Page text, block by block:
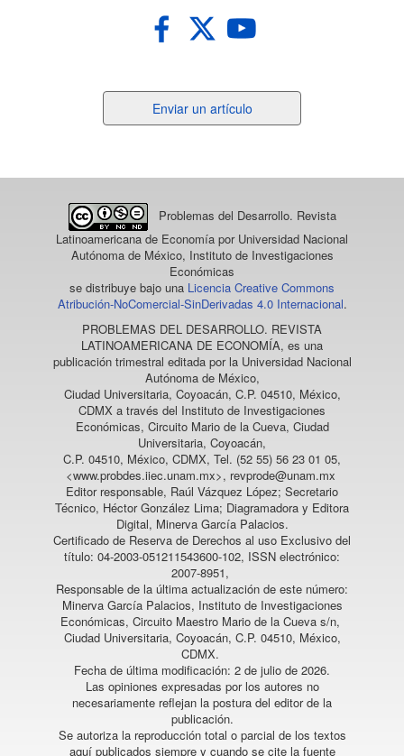
un
Enviar un artículo
Problemas del Desarrollo. Revista
Latinoamericana de Economía por Universidad Nacional
Autónoma de México, Instituto de Investigaciones
Económicas
se distribuye bajo una Licencia Creative Commons
Atribución-NoComercial-SinDerivadas 4.0 Internacional.
PROBLEMAS DEL DESARROLLO. REVISTA
LATINOAMERICANA DE ECONOMÍA, es una
publicación trimestral editada por la Universidad Nacional
Autónoma de México,
Ciudad Universitaria, Coyoacán, C.P. 04510, México,
CDMX a través del Instituto de Investigaciones
Económicas, Circuito Mario de la Cueva, Ciudad
Universitaria, Coyoacán,
C.P. 04510, México, CDMX, Tel. (52 55) 56 23 01 05,
<www.probdes.iiec.unam.mx>, revprode@unam.mx
Editor responsable, Raúl Vázquez López; Secretario
Técnico, Héctor González Lima; Diagramadora y Editora
Digital, Minerva García Palacios.
Certificado de Reserva de Derechos al uso Exclusivo del
título: 04-2003-051211543600-102, ISSN electrónico:
2007-8951,
Responsable de la última actualización de este número:
Minerva García Palacios, Instituto de Investigaciones
Económicas, Circuito Maestro Mario de la Cueva s/n,
Ciudad Universitaria, Coyoacán, C.P. 04510, México,
CDMX.
Fecha de última modificación: 2 de julio de 2026.
Las opiniones expresadas por los autores no
necesariamente reflejan la postura del editor de la
publicación.
Se autoriza la reproducción total o parcial de los textos
aquí publicados siempre y cuando se cite la fuente